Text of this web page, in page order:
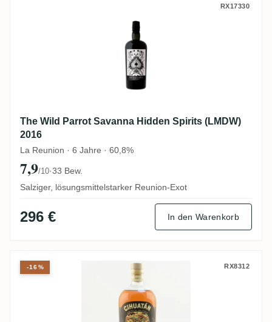
The Wild Parrot Savanna Hidden Spirits
RX17330
The Wild Parrot Savanna Hidden Spirits (LMDW)
2016
La Reunion · 6 Jahre · 60,8%
7,9/10·33 Bew.
Salziger, lösungsmittelstarker Reunion-Exot
296 € In den Warenkorb
Licorera Cihuatán Obsidiana RX8312
-16%